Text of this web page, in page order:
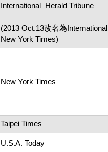
International Herald Tribune
(2013 Oct.13改名為International
New York Times)
New York Times
Taipei Times
U.S.A. Today